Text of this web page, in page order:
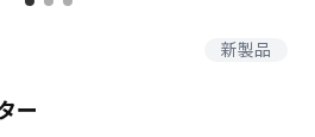
新製品
ー